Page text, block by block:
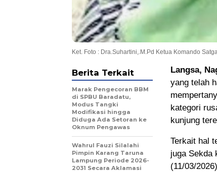
Ket. Foto : Dra.Suhartini,.M.Pd Ketua Komando
Langsa,
yang telah
kategori
kunjung
Terkait hal
juga Sekda
(11/03/
Berita Terkait
Marak Pengecoran BBM
di SPBU Baradatu,
Modus Tangki
Modifikasi hingga
Diduga Ada Setoran ke
Oknum Pengawas
Wahrul Fauzi Silalahi
Pimpin Karang Taruna
Lampung Periode 2026-
2031 Secara Aklamasi